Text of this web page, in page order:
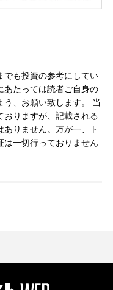
でも投資の参考にしてい
あたっては読者ご自身の
う、お願い致します。 当
おりますが、記載される
りません。万が一、ト
は一切行っておりません